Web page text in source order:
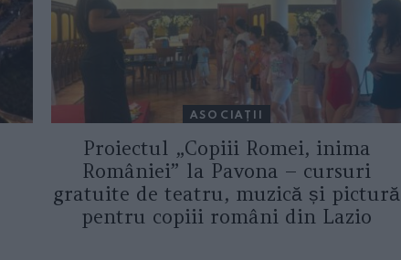
ASOCIAŢII
Proiectul „Copiii Romei, inima
României” la Pavona – cursuri
gratuite de teatru, muzică și pictură
pentru copiii români din Lazio